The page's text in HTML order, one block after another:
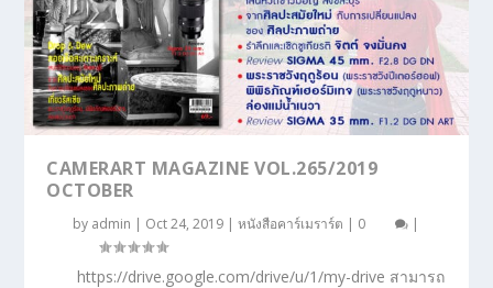
CAMERART MAGAZINE VOL.265/2019
OCTOBER
by admin | Oct 24, 2019 |หนังสือคาร์เมราร์ต | 0 |
https://drive.google.com/drive/u/1/my-drive สามารถ